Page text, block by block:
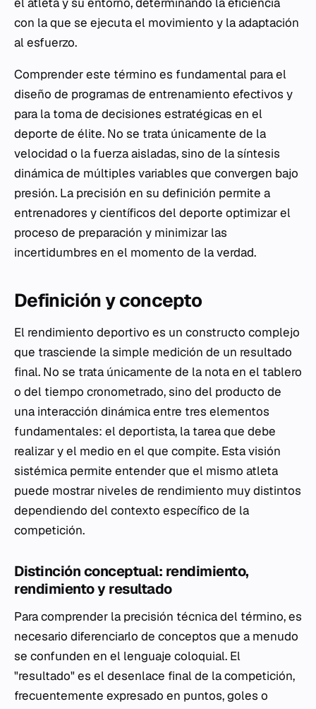
con la que se ejecuta el movimiento y la adaptación
al esfuerzo.
Comprender este término es fundamental para el
diseño de programas de entrenamiento efectivos y
para la toma de decisiones estratégicas en el
deporte de élite. No se trata únicamente de la
velocidad o la fuerza aisladas, sino de la síntesis
dinámica de múltiples variables que convergen bajo
presión. La precisión en su definición permite a
entrenadores y científicos del deporte optimizar el
proceso de preparación y minimizar las
incertidumbres en el momento de la verdad.
Definición y concepto
El rendimiento deportivo es un constructo complejo
que trasciende la simple medición de un resultado
final. No se trata únicamente de la nota en el tablero
o del tiempo cronometrado, sino del producto de
una interacción dinámica entre tres elementos
fundamentales: el deportista, la tarea que debe
realizar y el medio en el que compite. Esta visión
sistémica permite entender que el mismo atleta
puede mostrar niveles de rendimiento muy distintos
dependiendo del contexto específico de la
competición.
Distinción conceptual: rendimiento,
rendimiento y resultado
Para comprender la precisión técnica del término, es
necesario diferenciarlo de conceptos que a menudo
se confunden en el lenguaje coloquial. El
"resultado" es el desenlace final de la competición,
frecuentemente expresado en puntos, goles o